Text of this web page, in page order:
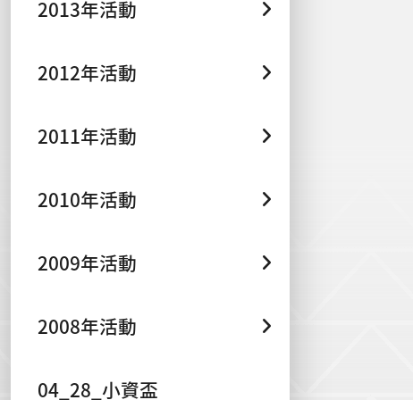
2013年活動
2012年活動
2011年活動
2010年活動
2009年活動
2008年活動
04_28_小資盃